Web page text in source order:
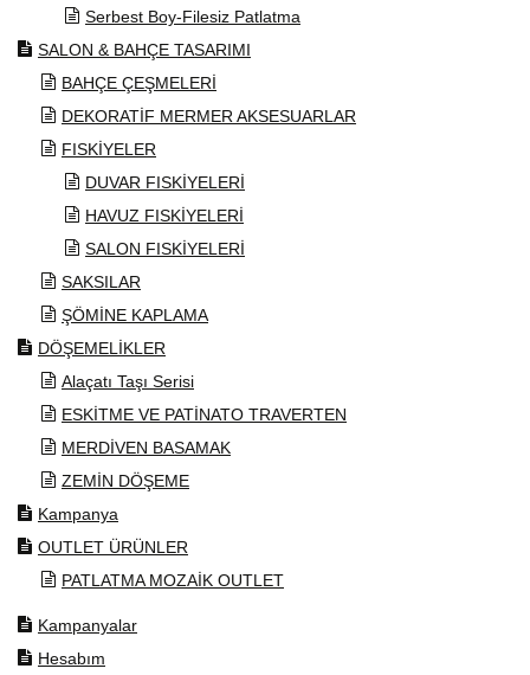
Serbest Boy-Filesiz Patlatma
SALON & BAHÇE TASARIMI
BAHÇE ÇEŞMELERİ
DEKORATİF MERMER AKSESUARLAR
FISKİYELER
DUVAR FISKİYELERİ
HAVUZ FISKİYELERİ
SALON FISKİYELERİ
SAKSILAR
ŞÖMİNE KAPLAMA
DÖŞEMELİKLER
Alaçatı Taşı Serisi
ESKİTME VE PATİNATO TRAVERTEN
MERDİVEN BASAMAK
ZEMİN DÖŞEME
Kampanya
OUTLET ÜRÜNLER
PATLATMA MOZAİK OUTLET
Kampanyalar
Hesabım